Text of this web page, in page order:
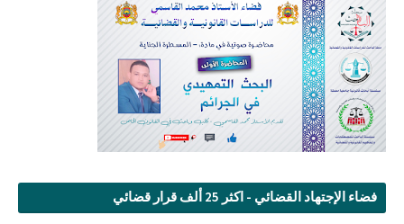
فضاء الإجتهاد القضائي - اكثر 25 ألف قرار قضائي